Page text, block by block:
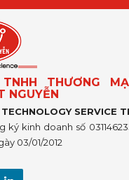
THƯƠNG
NGUYỄN
SERVICE
ký kinh doanh số
03/01/2012